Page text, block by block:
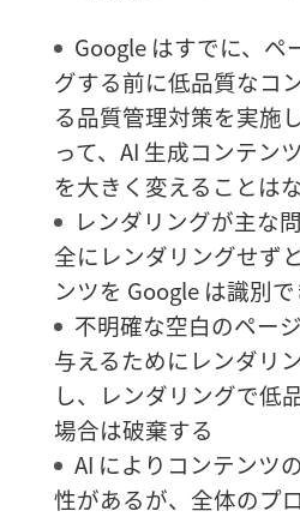
Google はすでに、ペ
グする前に低品質なコ
る品質管理対策を実施
って、AI 生成コンテン
を大きく変えることは
レンダリングが主
全にレンダリングせず
ンツを Google は識別で
不明確な空白のペー
与えるためにレンダリ
し、レンダリングで低
場合は破棄する
AI によりコンテンツ
性があるが、全体のプ